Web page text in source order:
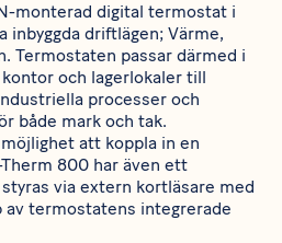
monterad digital termostat i
inbyggda driftlägen; Värme,
Termostaten passar därmed i
och lagerlokaler till
processer och
både mark och tak.
att koppla in en
800 har även ett
via extern kortläsare med
termostatens integrerade